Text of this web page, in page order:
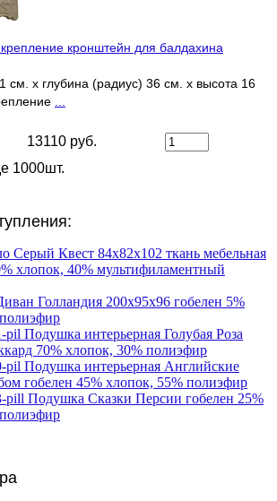
кронштейн для балдахина
см. x глубина (радиус) 36 см. x высота 16
...
13110 руб.
1000шт.
Серый Квест 84х82х102 ткань мебельная
хлопок, 40% мультифиламентный
Голландия 200х95х96 гобелен 5%
pil Подушка интерьерная Голубая Роза
70% хлопок, 30% полиэфир
pil Подушка интерьерная Английские
гобелен 45% хлопок, 55% полиэфир
pill Подушка Сказки Персии гобелен 25%